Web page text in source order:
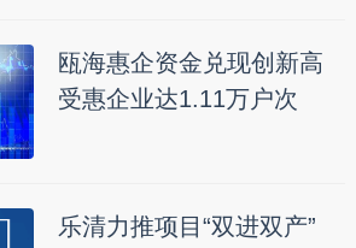
瓯海惠企资金兑现创新高
受惠企业达1.11万户次
乐清力推项目“双进双产”